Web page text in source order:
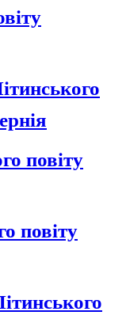
повіту
повіту